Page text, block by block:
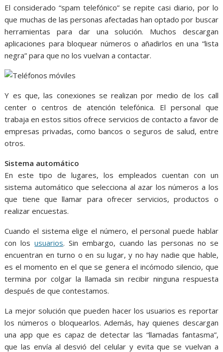
El considerado “spam telefónico” se repite casi diario, por lo
que muchas de las personas afectadas han optado por buscar
herramientas para dar una solución. Muchos descargan
aplicaciones para bloquear números o añadirlos en una “lista
negra” para que no los vuelvan a contactar.
Y es que, las conexiones se realizan por medio de los call
center o centros de atención telefónica. El personal que
trabaja en estos sitios ofrece servicios de contacto a favor de
empresas privadas, como bancos o seguros de salud, entre
otros.
Sistema automático
En este tipo de lugares, los empleados cuentan con un
sistema automático que selecciona al azar los números a los
que tiene que llamar para ofrecer servicios, productos o
realizar encuestas.
Cuando el sistema elige el número, el personal puede hablar
con losusuarios. Sin embargo, cuando las personas no se
encuentran en turno o en su lugar, y no hay nadie que hable,
es el momento en el que se genera el incómodo silencio, que
termina por colgar la llamada sin recibir ninguna respuesta
después de que contestamos.
La mejor solución que pueden hacer los usuarios es reportar
los números o bloquearlos. Además, hay quienes descargan
una app que es capaz de detectar las “llamadas fantasma”,
que las envía al desvió del celular y evita que se vuelvan a